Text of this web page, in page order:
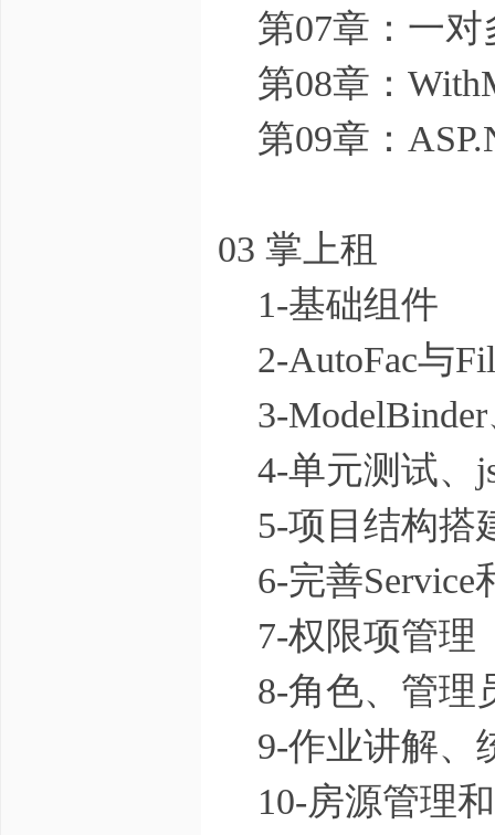
第07章：一对
第08章：
第09章：
03 掌上租
1-基础组件
2-AutoFac与
3-
4-单元测试、
5-项目结构搭
6-完善Service
7-权限项管理
8-角色、管理
9-作业讲解、
10-房源管理